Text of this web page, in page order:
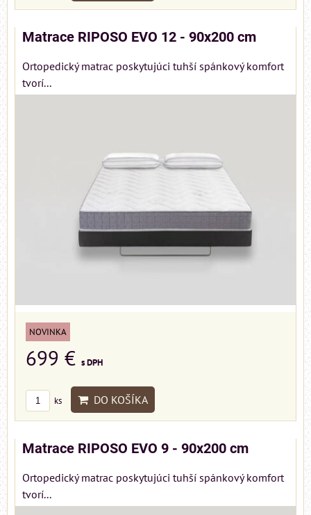
Matrace RIPOSO EVO 12 - 90x200 cm
Ortopedický matrac poskytujúci tuhší spánkový komfort
tvorí...
NOVINKA
699 € s DPH
ks DO KOŠÍKA
Matrace RIPOSO EVO 9 - 90x200 cm
Ortopedický matrac poskytujúci tuhší spánkový komfort
tvorí...